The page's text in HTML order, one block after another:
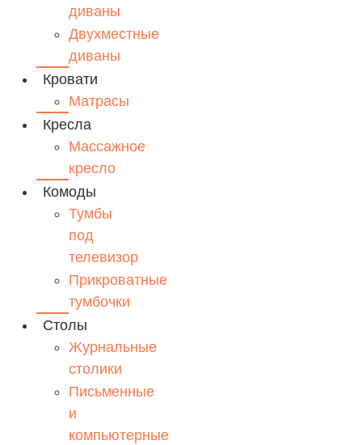
диваны
Двухместные
диваны
Кровати
Матрасы
Кресла
Массажное
кресло
Комоды
Тумбы
под
телевизор
Прикроватные
тумбочки
Столы
Журнальные
столики
Письменные
и
компьютерные